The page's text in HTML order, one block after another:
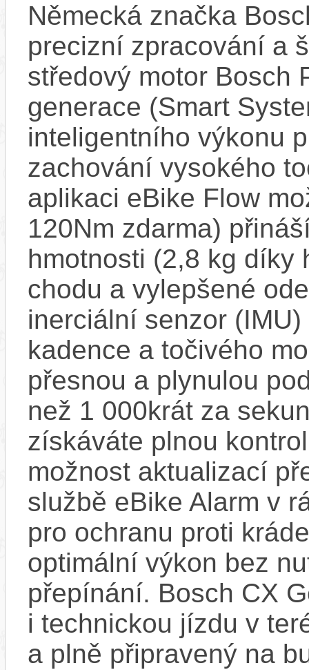
Německá značka
precizní zpracování a
středový motor Bosch
generace (Smart
inteligentního výkonu
zachování vysokého
aplikaci eBike Flow
120Nm zdarma)
hmotnosti (2,8 kg díky
chodu a vylepšené
inerciální senzor
kadence a točivého
přesnou a plynulou
než 1 000krát za
získáváte plnou
možnost aktualizací
službě eBike Alarm v
pro ochranu proti
optimální výkon bez
přepínání. Bosch CX
i technickou jízdu v
a plně připravený na